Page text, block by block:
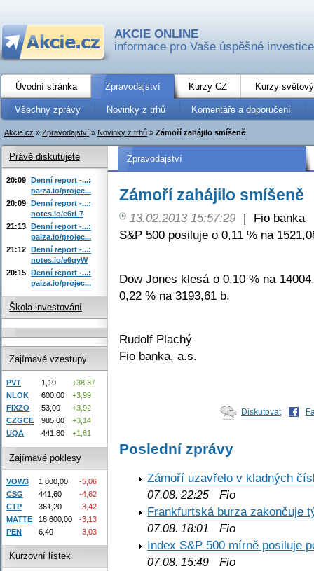
AKCIE ONLINE
informace pro Vaše úspěšné investice
Úvodní stránka Zpravodajství Kurzy CZ Kurzy
Všechny zprávy Novinky z trhů Komentáře a doporučení
Akcie.cz » Zpravodajství » Novinky z trhů » Zámoří zahájilo smíšeně
Zpravodajství
Zámoří zahájilo smíšeně
13.02.2013 15:57:29 |
Fio banka
S&P 500 posiluje o 0,11 % na
Dow Jones klesá o 0,10 % na
0,22 % na 3193,61 b.
Rudolf Plachý
Fio banka, a.s.
Diskutovat
Poslední zprávy
Zámoří uzavřelo v kladných
07.08. 22:25 Fio
Frankfurtská burza zakončuje
07.08. 18:01
Fio
Index S&P 500 mírně posiluje
07.08. 15:49 Fio
Právě diskutujete
20:09 Denní report -...:
paiza.io/projec...
20:09 Denní report -...:
notes.io/e6rL7
21:13 Denní report -...:
paiza.io/projec...
21:12 Denní report -...:
notes.io/e6qyW
20:15 Denní report -...:
paiza.io/projec...
Škola investování
Zajímavé vzestupy
PVT 1,19
+38,37
NLOK
600,00
+3,99
FIXZO
53,00
+3,92
CZGCE
985,00
+3,14
UQA
441,80 +1,61
Zajímavé poklesy
VOW3 1 800,00
-5,06
CSG
441,60
-4,62
CTP
361,20
-3,42
MATTE
18 600,00
-3,13
PEN
6,40 -3,03
Kurzovní lístek